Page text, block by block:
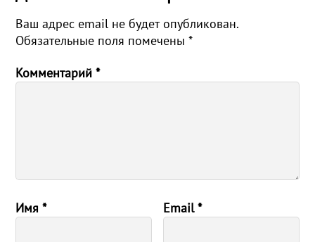
Ваш адрес email не будет опубликован.
Обязательные поля помечены*
Комментарий*
Имя* Email*